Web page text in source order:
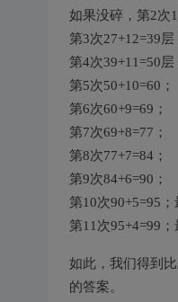
如果没碎，第2次
第3次27+12=39层
第4次39+11=50层
第5次50+10=60；
第6次60+9=69；
第7次69+8=77；
第8次77+7=84；
第9次84+6=90；
第10次90+5=95；
第11次95+4=99；
如此，我们得到
的答案。